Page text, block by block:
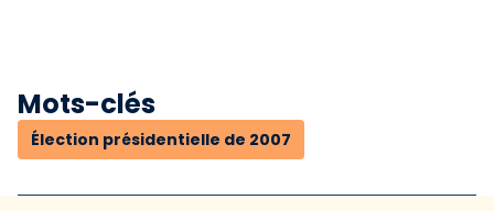
Mots-clés
Élection présidentielle de 2007